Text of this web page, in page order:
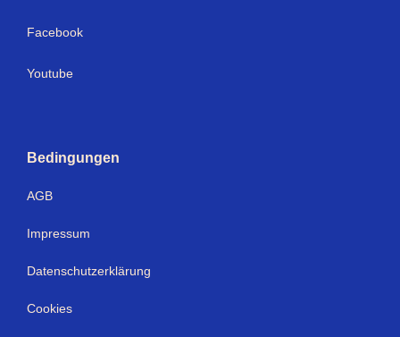
Facebook
Youtube
Bedingungen
AGB
Impressum
Datenschutzerklärung
Cookies